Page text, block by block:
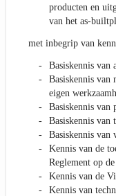
producten en
van het as-
met inbegrip van
Basiskennis van
Basiskennis
eigen
Basiskennis van
Basiskennis van
Basiskennis van
Kennis van de
Reglement op
Kennis van de
Kennis van